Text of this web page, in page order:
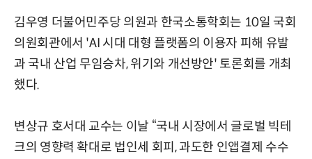
김우영 더불어민주당 의원과 한국소통학회는 10일 국회
의원회관에서 'AI 시대 대형 플랫폼의 이용자 피해 유발
과 국내 산업 무임승차, 위기와 개선방안' 토론회를 개최
했다.
변상규 호서대 교수는 이날 “국내 시장에서 글로벌 빅테
크의 영향력 확대로 법인세 회피, 과도한 인앱결제 수수